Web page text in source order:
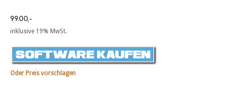
99.00,-
inklusive 19% MwSt.
Oder Preis vorschlagen